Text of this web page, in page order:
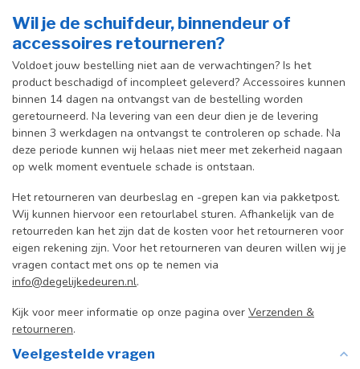
Wil je de schuifdeur, binnendeur of
accessoires retourneren?
Voldoet jouw bestelling niet aan de verwachtingen? Is het
product beschadigd of incompleet geleverd? Accessoires kunnen
binnen 14 dagen na ontvangst van de bestelling worden
geretourneerd. Na levering van een deur dien je de levering
binnen 3 werkdagen na ontvangst te controleren op schade. Na
deze periode kunnen wij helaas niet meer met zekerheid nagaan
op welk moment eventuele schade is ontstaan.
Het retourneren van deurbeslag en -grepen kan via pakketpost.
Wij kunnen hiervoor een retourlabel sturen. Afhankelijk van de
retourreden kan het zijn dat de kosten voor het retourneren voor
eigen rekening zijn. Voor het retourneren van deuren willen wij je
vragen contact met ons op te nemen via
info@degelijkedeuren.nl.
Kijk voor meer informatie op onze pagina over Verzenden &
retourneren.
Veelgestelde vragen